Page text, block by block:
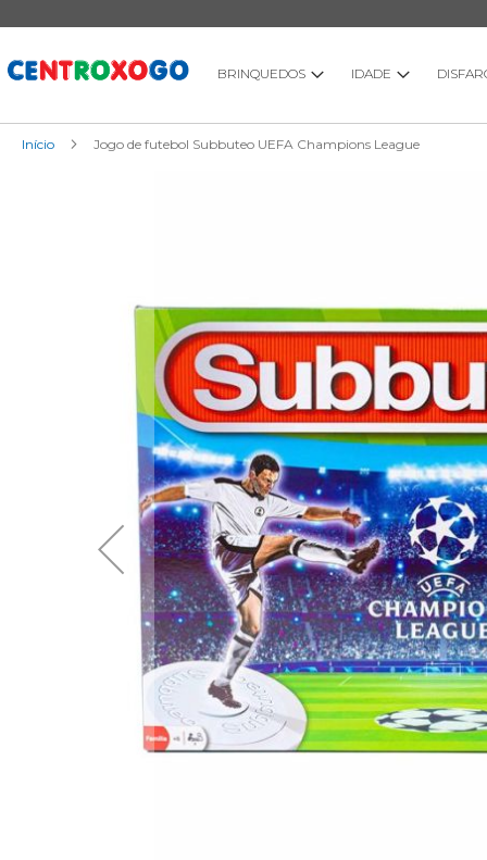
para
Conteúdo
BRINQUEDOS IDADE
Início Jogo de futebol Subbuteo UEFA Champions League